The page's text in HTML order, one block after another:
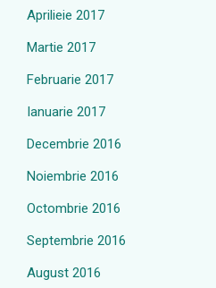
Aprilieie 2017
Martie 2017
Februarie 2017
Ianuarie 2017
Decembrie 2016
Noiembrie 2016
Octombrie 2016
Septembrie 2016
August 2016